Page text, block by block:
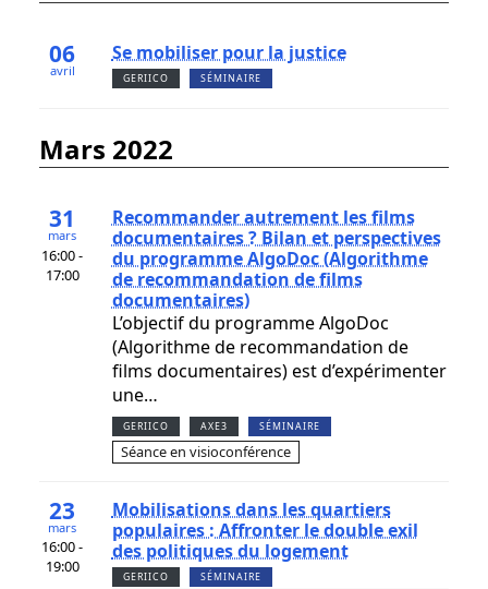
06
avril
Se mobiliser pour la justice
GERIICO SÉMINAIRE
mars 2022
31
mars
16:00 -
17:00
Recommander autrement les films
documentaires ? Bilan et perspectives
du programme AlgoDoc (Algorithme
de recommandation de films
documentaires)
L’objectif du programme AlgoDoc
(Algorithme de recommandation de
films documentaires) est d’expérimenter
une…
GERIICO AXE3 SÉMINAIRE
Séance en visioconférence
23
mars
16:00 -
19:00
Mobilisations dans les quartiers
populaires : Affronter le double exil
des politiques du logement
GERIICO SÉMINAIRE